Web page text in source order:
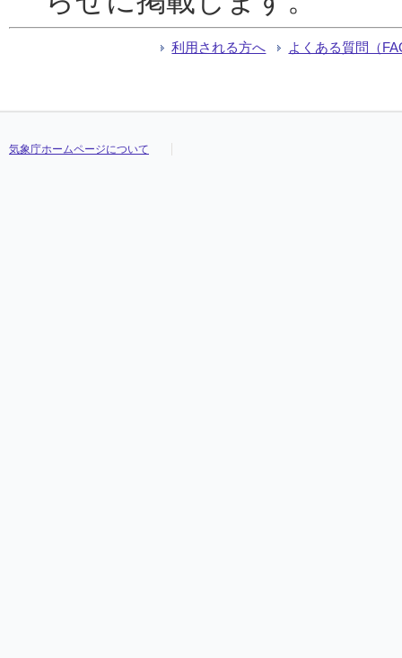
利用される方へ よくある質問（
気象庁ホームページについて